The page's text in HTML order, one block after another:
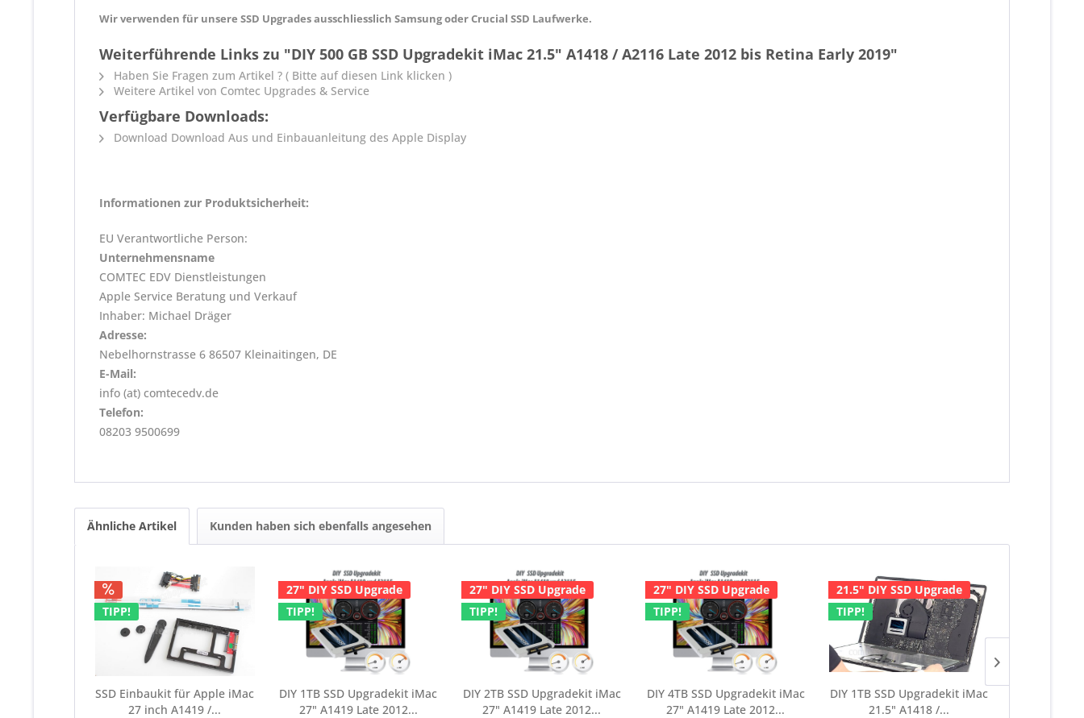
Wir verwenden für unsere SSD Upgrades ausschliesslich Samsung oder Crucial SSD Laufwerke.
Weiterführende Links zu "DIY 500 GB SSD Upgradekit iMac 21.5" A1418 / A2116 Late 2012 bis Retina Early 2019"
Haben Sie Fragen zum Artikel ? ( Bitte auf diesen Link klicken )
Weitere Artikel von Comtec Upgrades & Service
Verfügbare Downloads:
Download Download Aus und Einbauanleitung des Apple Display
Informationen zur Produktsicherheit:
EU Verantwortliche Person:
Unternehmensname
COMTEC EDV Dienstleistungen
Apple Service Beratung und Verkauf
Inhaber: Michael Dräger
Adresse:
Nebelhornstrasse 6 86507 Kleinaitingen, DE
E-Mail:
info (at) comtecedv.de
Telefon:
08203 9500699
Ähnliche Artikel Kunden haben sich ebenfalls angesehen
TIPP!
SSD Einbaukit für Apple iMac
27 inch A1419 /...
27" DIY SSD Upgrade
TIPP!
DIY 1TB SSD Upgradekit iMac
27" A1419 Late 2012...
27" DIY SSD Upgrade
TIPP!
DIY 2TB SSD Upgradekit iMac
27" A1419 Late 2012...
27" DIY SSD Upgrade
TIPP!
DIY 4TB SSD Upgradekit iMac
27" A1419 Late 2012...
21.5" DIY SSD Upgrade
TIPP!
DIY 1TB SSD Upgradekit iMac
21.5" A1418 /...